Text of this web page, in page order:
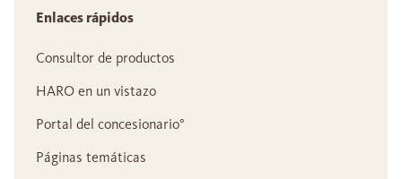
Enlaces rápidos
Consultor de productos
HARO en un vistazo
Portal del concesionario°
Páginas temáticas